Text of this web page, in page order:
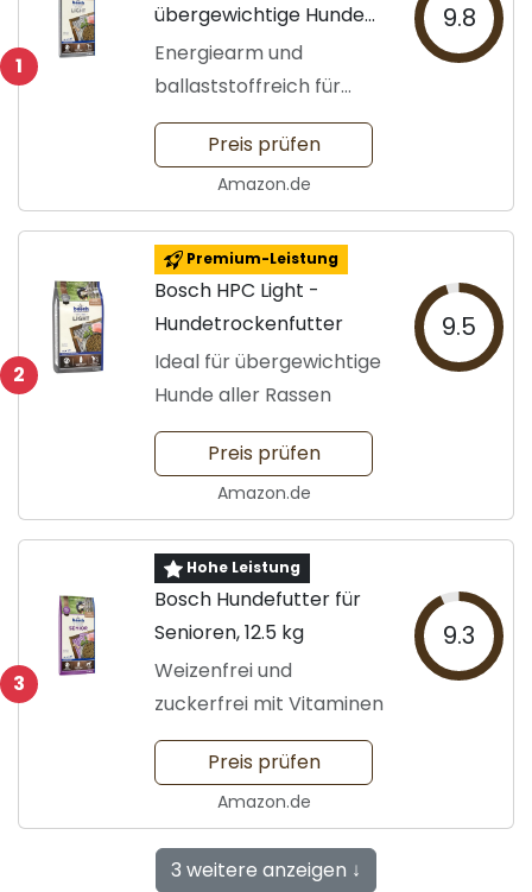
1
übergewichtige Hunde
von Bosch
Energiearm und
ballaststoffreich für
gute Kontrolle
9.8
Preis prüfen
Amazon.de
2
Premium-Leistung
Bosch HPC Light -
Hundetrockenfutter
Ideal für übergewichtige
Hunde aller Rassen
9.5
Preis prüfen
Amazon.de
3
Hohe Leistung
Bosch Hundefutter für
Senioren, 12.5 kg
Weizenfrei und
zuckerfrei mit Vitaminen
9.3
Preis prüfen
Amazon.de
3 weitere anzeigen ↓